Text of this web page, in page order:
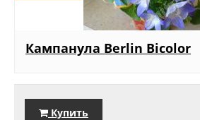
Кампанула Berlin Bicolor
Купить